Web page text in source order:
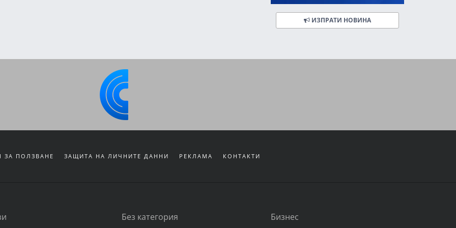
ИЗПРАТИ НОВИНА
ЗА ПОЛЗВАНЕ ЗАЩИТА НА ЛИЧНИТЕ ДАННИ РЕКЛАМА КОНТАКТИ
Без категория Бизнес